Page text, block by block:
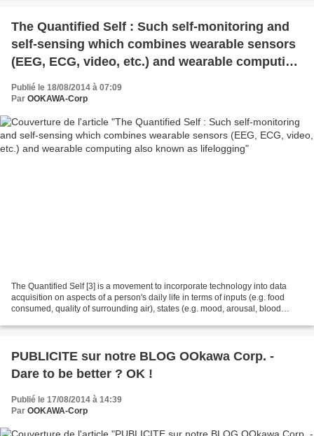
The Quantified Self : Such self-monitoring and
self-sensing which combines wearable sensors
(EEG, ECG, video, etc.) and wearable computing
also known as lifelogging
Publié le 18/08/2014 à 07:09
Par OOKAWA-Corp
The Quantified Self [3] is a movement to incorporate technology into data
acquisition on aspects of a person's daily life in terms of inputs (e.g. food
consumed, quality of surrounding air), states (e.g. mood, arousal, blood
PUBLICITE sur notre BLOG OOkawa Corp. -
Dare to be better ? OK !
Publié le 17/08/2014 à 14:39
Par OOKAWA-Corp